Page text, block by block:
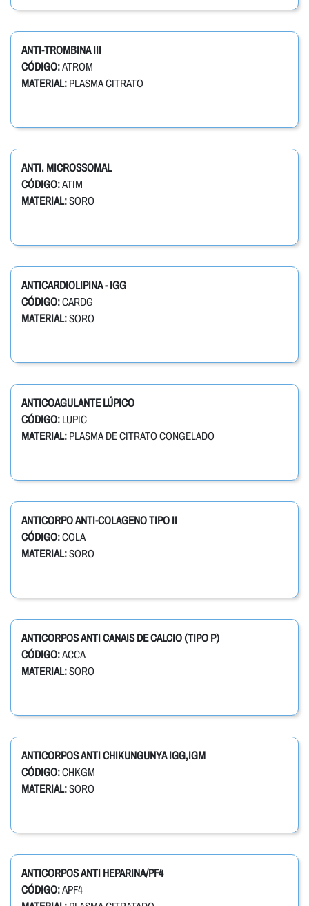
ANTI-TROMBINA III
CÓDIGO:ATROM
MATERIAL: PLASMA CITRATO
ANTI. MICROSSOMAL
CÓDIGO:ATIM
MATERIAL:SORO
ANTICARDIOLIPINA - IGG
CÓDIGO:CARDG
MATERIAL:SORO
ANTICOAGULANTE LÚPICO
CÓDIGO: LUPIC
MATERIAL: PLASMA DE CITRATO CONGELADO
ANTICORPO ANTI-COLAGENO TIPO II
CÓDIGO:COLA
MATERIAL:SORO
ANTICORPOS ANTI CANAIS DE CALCIO (TIPO P)
CÓDIGO:ACCA
MATERIAL:SORO
ANTICORPOS ANTI CHIKUNGUNYA IGG,IGM
CÓDIGO:CHKGM
MATERIAL:SORO
ANTICORPOS ANTI HEPARINA/PF4
CÓDIGO:APF4